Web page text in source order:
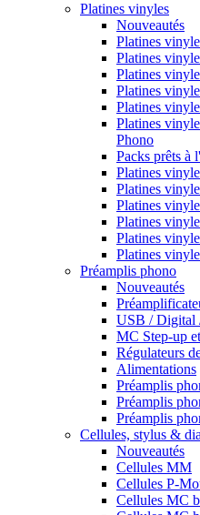
Platines vinyles
Nouveautés
Platines
Platines
Platines
Platines
Platines
Platines
Phono
Packs prêts à
Platines
Platines
Platines
Platines
Platines
Platines
Préamplis phono
Nouveautés
USB / Digital
MC Step-up
Régulateurs
Alimentations
Préamplis
Préamplis
Préamplis
Cellules, stylus &
Nouveautés
Cellules MM
Cellules P-
Cellules MC